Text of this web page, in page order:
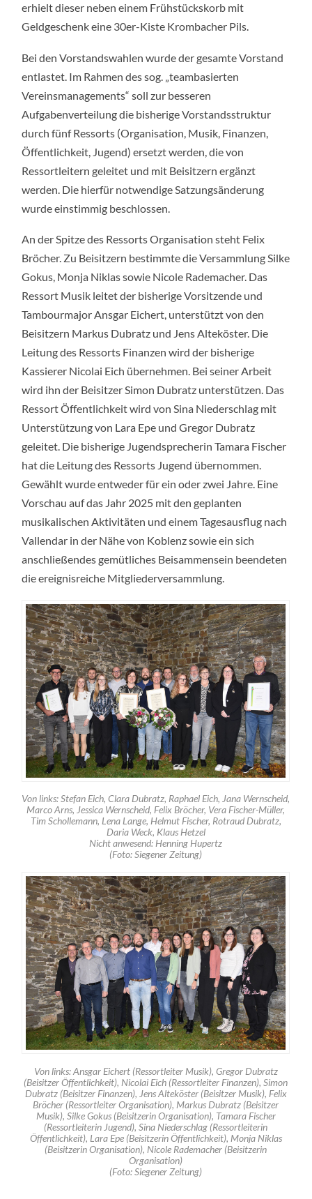
erhielt dieser neben einem Frühstückskorb mit
Geldgeschenk eine 30er-Kiste Krombacher Pils.
Bei den Vorstandswahlen wurde der gesamte Vorstand
entlastet. Im Rahmen des sog. „teambasierten
Vereinsmanagements“ soll zur besseren
Aufgabenverteilung die bisherige Vorstandsstruktur
durch fünf Ressorts (Organisation, Musik, Finanzen,
Öffentlichkeit, Jugend) ersetzt werden, die von
Ressortleitern geleitet und mit Beisitzern ergänzt
werden. Die hierfür notwendige Satzungsänderung
wurde einstimmig beschlossen.
An der Spitze des Ressorts Organisation steht Felix
Bröcher. Zu Beisitzern bestimmte die Versammlung Silke
Gokus, Monja Niklas sowie Nicole Rademacher. Das
Ressort Musik leitet der bisherige Vorsitzende und
Tambourmajor Ansgar Eichert, unterstützt von den
Beisitzern Markus Dubratz und Jens Alteköster. Die
Leitung des Ressorts Finanzen wird der bisherige
Kassierer Nicolai Eich übernehmen. Bei seiner Arbeit
wird ihn der Beisitzer Simon Dubratz unterstützen. Das
Ressort Öffentlichkeit wird von Sina Niederschlag mit
Unterstützung von Lara Epe und Gregor Dubratz
geleitet. Die bisherige Jugendsprecherin Tamara Fischer
hat die Leitung des Ressorts Jugend übernommen.
Gewählt wurde entweder für ein oder zwei Jahre. Eine
Vorschau auf das Jahr 2025 mit den geplanten
musikalischen Aktivitäten und einem Tagesausflug nach
Vallendar in der Nähe von Koblenz sowie ein sich
anschließendes gemütliches Beisammensein beendeten
die ereignisreiche Mitgliederversammlung.
Von links: Stefan Eich, Clara Dubratz, Raphael Eich, Jana Wernscheid,
Marco Arns, Jessica Wernscheid, Felix Bröcher, Vera Fischer-Müller,
Tim Schollemann, Lena Lange, Helmut Fischer, Rotraud Dubratz,
Daria Weck, Klaus Hetzel
Nicht anwesend: Henning Hupertz
(Foto: Siegener Zeitung)
Von links: Ansgar Eichert (Ressortleiter Musik), Gregor Dubratz
(Beisitzer Öffentlichkeit), Nicolai Eich (Ressortleiter Finanzen), Simon
Dubratz (Beisitzer Finanzen), Jens Alteköster (Beisitzer Musik), Felix
Bröcher (Ressortleiter Organisation), Markus Dubratz (Beisitzer
Musik), Silke Gokus (Beisitzerin Organisation), Tamara Fischer
(Ressortleiterin Jugend), Sina Niederschlag (Ressortleiterin
Öffentlichkeit), Lara Epe (Beisitzerin Öffentlichkeit), Monja Niklas
(Beisitzerin Organisation), Nicole Rademacher (Beisitzerin
Organisation)
(Foto: Siegener Zeitung)